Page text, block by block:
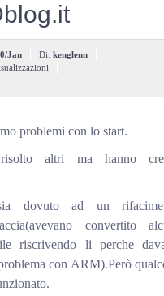
Jan Di: kenglenn
problemi con lo start.
altri ma hanno
dovuto ad un
convertito
riscrivendo li perche
con ARM).Però